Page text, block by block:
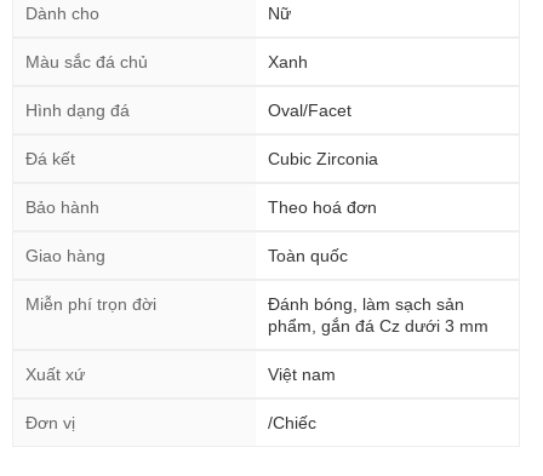
Dành cho Nữ
Màu sắc đá chủ Xanh
Hình dạng đá Oval/Facet
Đá kết Cubic Zirconia
Bảo hành Theo hoá đơn
Giao hàng Toàn quốc
Miễn phí trọn đời
Đánh bóng, làm sạch sản
phẩm, gắn đá Cz dưới 3 mm
Xuất xứ Việt nam
Đơn vị /Chiếc